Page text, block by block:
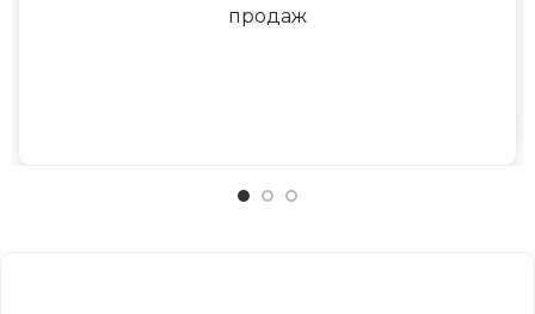
продаж